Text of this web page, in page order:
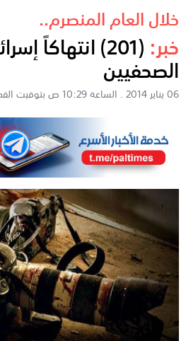
خلال العام المنصرم..
خبر: (201) انتهاكاً
الصحفيين
06 يناير 2014 . الساعة 10:29 ص بتوقيت القدس